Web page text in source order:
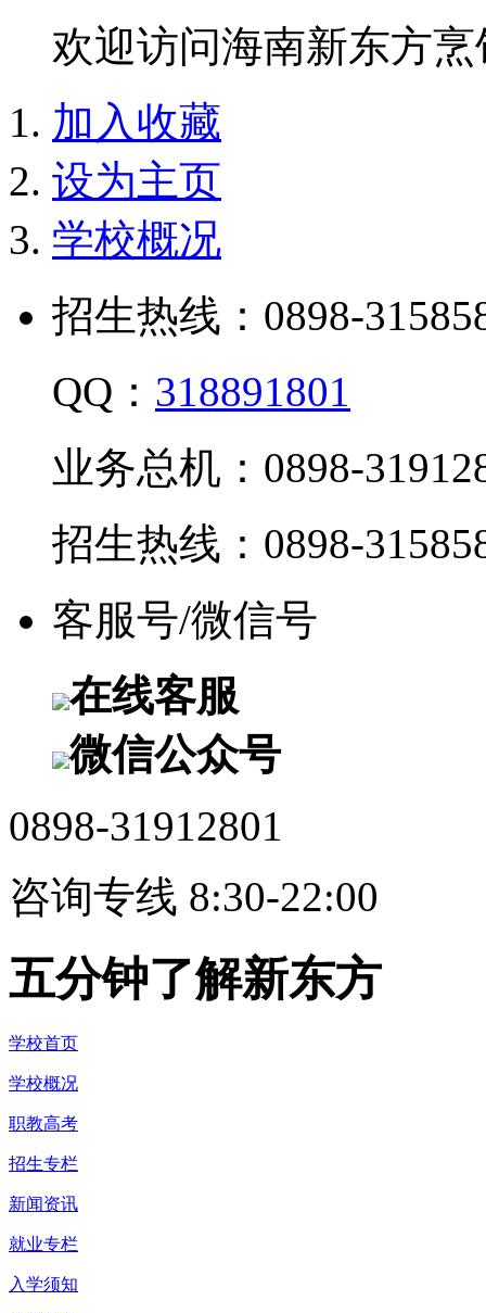
欢迎访问海南新东方
加入收藏
设为主页
学校概况
招生热线：0898-
QQ： 318891801
业务总机：0898-
招生热线：0898-
客服号/微信号
在线客服
微信公众号
0898-31912801
咨询专线 8:30-22:00
五分钟了解新东方
学校首页
学校概况
职教高考
招生专栏
新闻资讯
就业专栏
入学须知